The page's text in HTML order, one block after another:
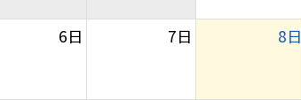
6日 7日 8日